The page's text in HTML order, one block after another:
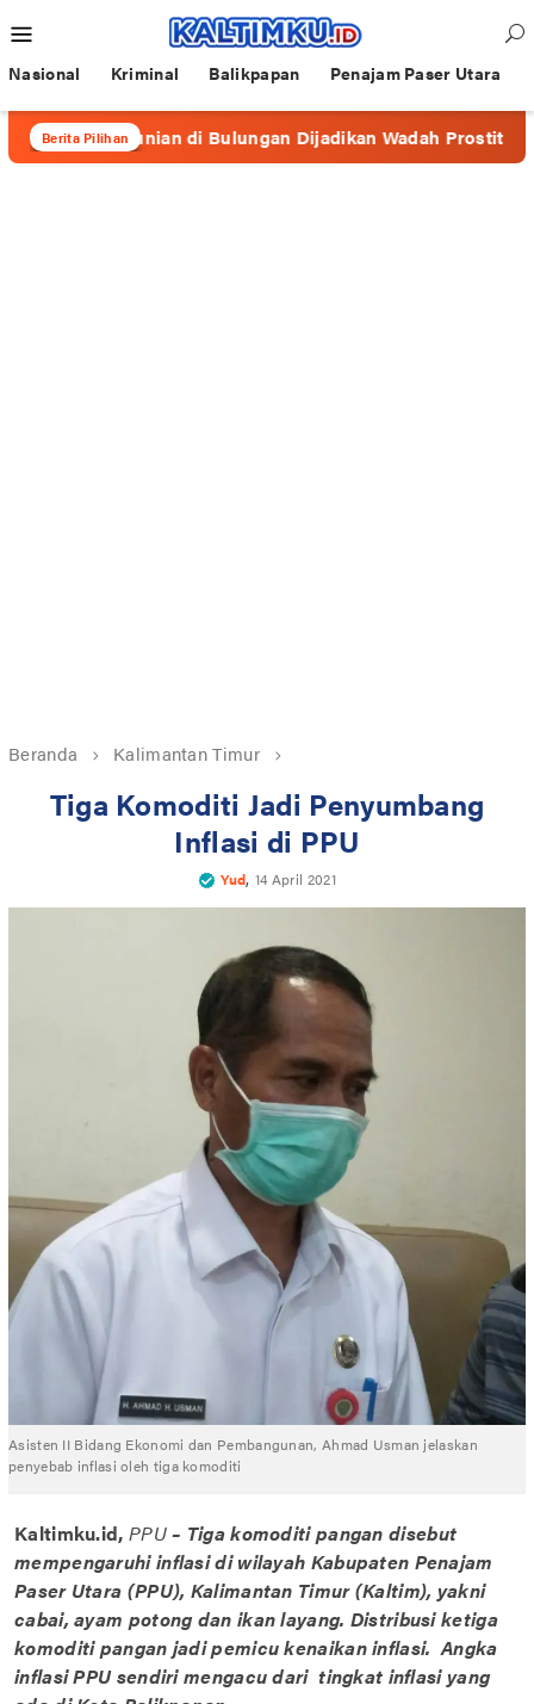
ke
kontenMobile
Nasional Kriminal Balikpapan Penajam Paser Utara
Berita Pilihan
Hunian di Bulungan Dijadikan Wadah Prostitusi
Beranda Kalimantan Timur
Tiga Komoditi Jadi Penyumbang
Inflasi di PPU
Yud, 14 April 2021
Asisten II Bidang Ekonomi dan Pembangunan, Ahmad Usman jelaskan
penyebab inflasi oleh tiga komoditi
Kaltimku.id, PPU– Tiga komoditi pangan disebut
mempengaruhi inflasi di wilayah Kabupaten Penajam
Paser Utara (PPU), Kalimantan Timur (Kaltim), yakni
cabai, ayam potong dan ikan layang. Distribusi ketiga
komoditi pangan jadi pemicu kenaikan inflasi. Angka
inflasi PPU sendiri mengacu dari tingkat inflasi yang